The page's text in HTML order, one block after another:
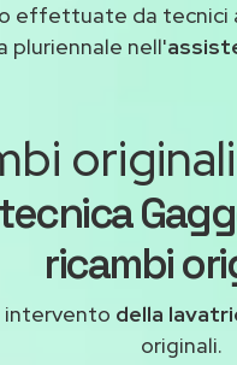
effettuate da tecnici
pluriennale nell'
ricambi
intervento della
originali.